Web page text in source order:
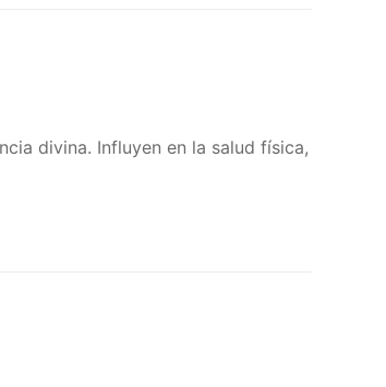
divina. Influyen en la salud física,